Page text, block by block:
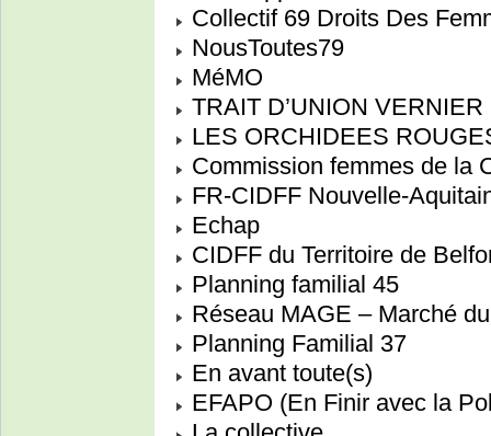
Collectif 69 Droits Des
NousToutes79
MéMO
TRAIT D’UNION VERNIER
LES ORCHIDEES
Commission femmes de la
FR-CIDFF Nouvelle-
Echap
CIDFF du Territoire de
Planning familial 45
Réseau MAGE – Marché
Planning Familial 37
En avant toute(s)
EFAPO (En Finir avec la